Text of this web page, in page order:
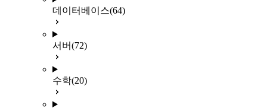
데이터베이스(64)
서버(72)
수학(20)